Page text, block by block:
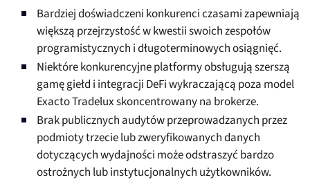
Bardziej doświadczeni konkurenci czasami zapewniają
większą przejrzystość w kwestii swoich zespołów
programistycznych i długoterminowych osiągnięć.
Niektóre konkurencyjne platformy obsługują szerszą
gamę giełd i integracji DeFi wykraczającą poza model
Exacto Tradelux skoncentrowany na brokerze.
Brak publicznych audytów przeprowadzanych przez
podmioty trzecie lub zweryfikowanych danych
dotyczących wydajności może odstraszyć bardzo
ostrożnych lub instytucjonalnych użytkowników.